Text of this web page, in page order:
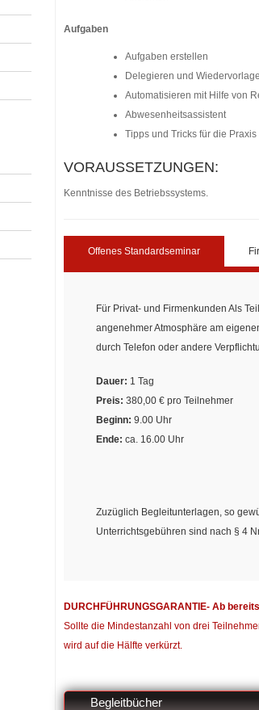
Aufgaben
Aufgaben erstellen
Delegieren und Wiedervorlage
Automatisieren mit Hilfe von
Abwesenheitsassistent
Tipps und Tricks für die Praxis
VORAUSSETZUNGEN:
Kenntnisse des Betriebssystems.
Offenes Standardseminar
Für Privat- und Firmenkunden Als
angenehmer Atmosphäre am
durch Telefon oder andere
Dauer: 1 Tag
Preis: 380,00 € pro Teilnehmer
Beginn: 9.00 Uhr
Ende: ca. 16.00 Uhr
Zuzüglich Begleitunterlagen, so
Unterrichtsgebühren sind nach § 4
DURCHFÜHRUNGSGARANTIE- Ab
Sollte die Mindestanzahl von drei
wird auf die Hälfte verkürzt.
Begleitbücher